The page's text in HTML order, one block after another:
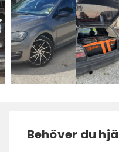
Behöver du